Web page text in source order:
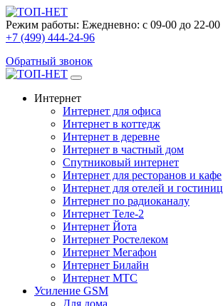
Режим работы: Ежедневно: с 09-00 до 22-00
+7 (499) 444-24-96
Обратный звонок
Интернет
Интернет для офиса
Интернет в коттедж
Интернет в деревне
Интернет в частный дом
Спутниковый интернет
Интернет для ресторанов и кафе
Интернет для отелей и гостиниц
Интернет по радиоканалу
Интернет Теле-2
Интернет Йота
Интернет Ростелеком
Интернет Мегафон
Интернет Билайн
Интернет МТС
Усиление GSM
Для дома